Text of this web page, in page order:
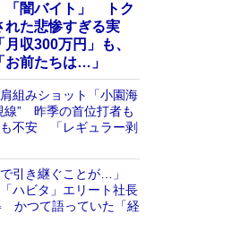
「闇バイト」 トク
れた悲惨すぎる実
収300万円」も、
お前たちは…」
組みショット「小園海
線” 昨季の首位打者も
不安 「レギュラー剥
で引き継ぐことが…」
ハビタ」エリート社長
かつて語っていた「経